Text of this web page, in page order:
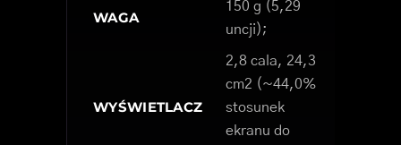
WAGA
150 g (5,29
uncji);
WYŚWIETLACZ
2,8 cala, 24,3
cm2 (~44,0%
stosunek
ekranu do